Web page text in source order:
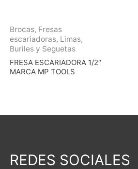
Brocas, Fresas
escariadoras, Limas,
Buriles y Seguetas
FRESA ESCARIADORA 1/2″
MARCA MP TOOLS
REDES SOCIALES